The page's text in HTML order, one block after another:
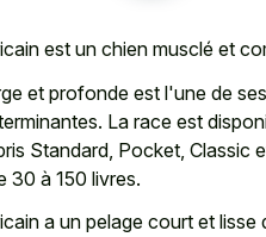
est un chien musclé et
et profonde est l'une de
La race est
Standard, Pocket, Classic
30 à 150 livres.
a un pelage court et lisse